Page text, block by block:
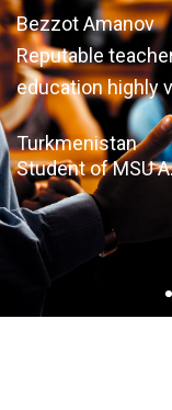
Bezzot Amanov
Reputable
education highly
Turkmenistan
Student of MSU